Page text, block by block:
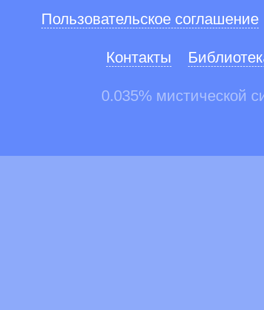
Пользовательское соглашение
Контакты
0.035% мистической